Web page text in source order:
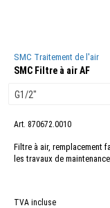
SMC Traitement de l'air
SMC Filtre à air AF
Art. 870672.0010
Filtre à air, remplacement
les travaux de
TVA incluse